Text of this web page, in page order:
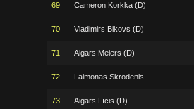
69 Cameron Korkka (D)
70 Vladimirs Bikovs (D)
71 Aigars Meiers (D)
72 Laimonas Skrodenis
73 Aigars Līcis (D)